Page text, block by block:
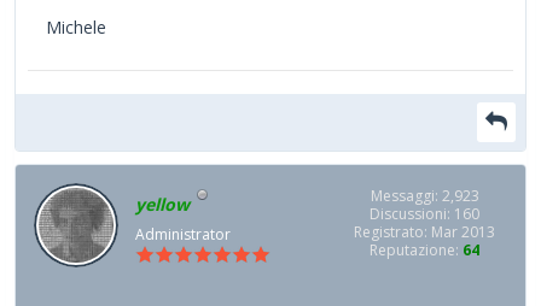
Michele
yellow
Administrator
Messaggi: 2,923
Discussioni: 160
Registrato: Mar 2013
Reputazione: 64